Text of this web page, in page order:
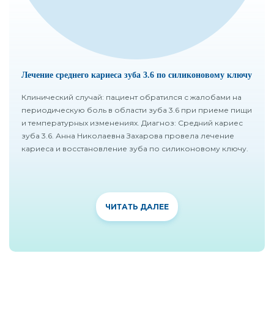
Лечение среднего кариеса зуба 3.6 по силиконовому ключу
Клинический случай: пациент обратился с жалобами на
периодическую боль в области зуба 3.6 при приеме пищи
и температурных изменениях. Диагноз: Средний кариес
зуба 3.6. Анна Николаевна Захарова провела лечение
кариеса и восстановление зуба по силиконовому ключу.
ЧИТАТЬ ДАЛЕЕ